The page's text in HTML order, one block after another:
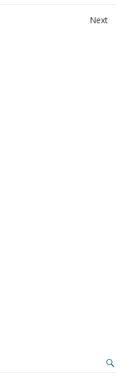
Next